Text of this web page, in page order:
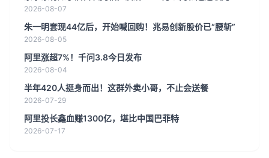
2026-08-07
朱一明套现44亿后，开始喊回购！兆易创新股价已“腰斩”
2026-08-05
阿里涨超7%！千问3.8今日发布
2026-08-04
半年420人挺身而出！这群外卖小哥，不止会送餐
2026-07-29
阿里投长鑫血赚1300亿，堪比中国巴菲特
2026-07-17